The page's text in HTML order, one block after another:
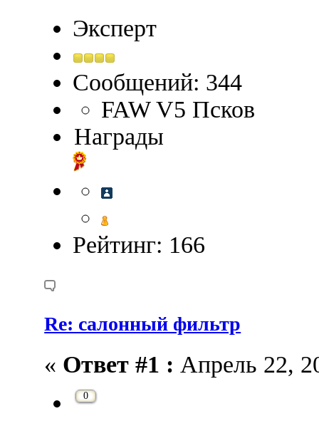
Эксперт
Сообщений: 344
FAW V5 Псков
Награды
Рейтинг: 166
Re: салонный фильтр
« Ответ #1 : Апрель 22,
0